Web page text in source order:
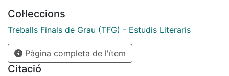
Col·leccions
Treballs Finals de Grau (TFG) - Estudis Literaris
Pàgina completa de l'ítem
Citació